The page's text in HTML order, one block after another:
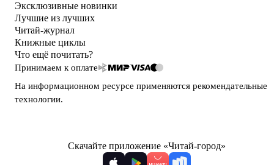
Эксклюзивные новинки
Лучшие из лучших
Читай-журнал
Книжные циклы
Что ещё почитать?
Принимаем к оплате
На информационном ресурсе применяются рекомендательные
технологии.
Скачайте приложение «Читай-город»